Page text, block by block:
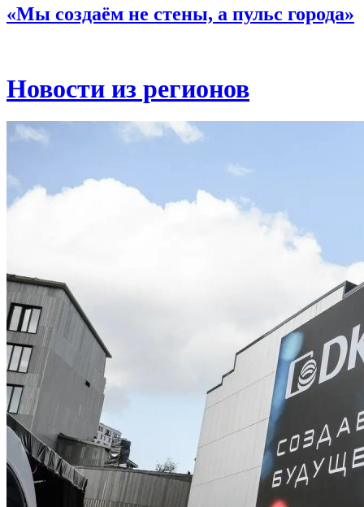
«Мы создаём не стены, а пульс города»
Новости из регионов